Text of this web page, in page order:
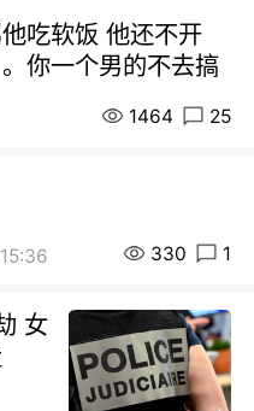
吃软饭 他还不开
你一个男的不去搞
1464 25
330 1
女